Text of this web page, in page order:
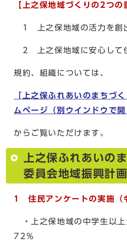
【上之保地域づくりの2つの
1 上之保地域の活力を創
2 上之保地域に安心して
規約、組織については、
「上之保ふれあいのまちづ
ムページ （別ウインドウで開
からご覧いただけます。
上之保ふれあいの
委員会地域振興計
1 住民アンケートの実施（
・上之保地域の中学生以上
72％